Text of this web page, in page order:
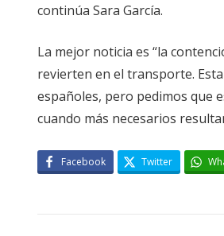
continúa Sara García.
La mejor noticia es “la
revierten en el transporte.
españoles, pero pedimos que
cuando más necesarios
Facebook Twitter